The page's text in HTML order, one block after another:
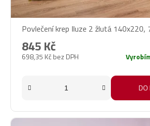
Povlečení krep Iluze 2 žlutá 140x220,
698,35 Kč bez DPH
845 Kč
DO